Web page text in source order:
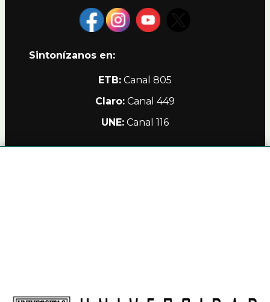
Sintonízanos en:
ETB: Canal 805
Claro: Canal 449
UNE: Canal 116